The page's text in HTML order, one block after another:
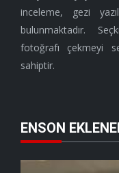
inceleme, gezi
bulunmaktadır.
fotoğrafı çekmeyi
sahiptir.
ENSON